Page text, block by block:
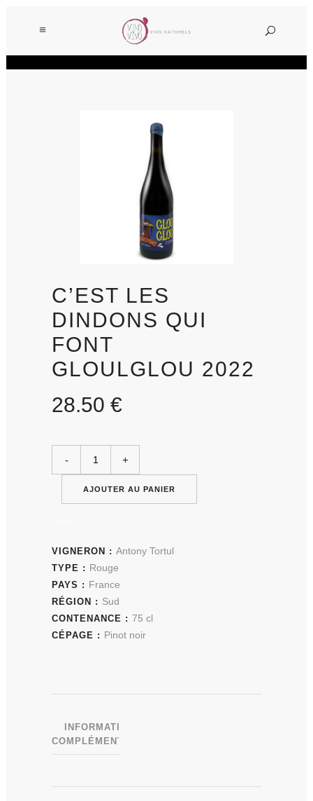
C’EST LES
DINDONS QUI
FONT
GLOULGLOU 2022
28.50 €
AJOUTER AU PANIER
VIGNERON : Antony Tortul
TYPE : Rouge
PAYS : France
RÉGION : Sud
CONTENANCE : 75 cl
CÉPAGE : Pinot noir
INFORMATIONS
COMPLÉMENTAIRES